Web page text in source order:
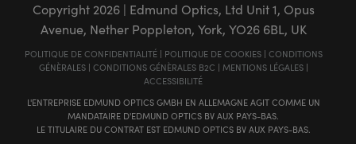
Copyright 2026| Edmund Optics, Ltd Unit 1, Opus
Avenue, Nether Poppleton, York, YO26 6BL, UK
POLITIQUE DE CONFIDENTIALITÉ| POLITIQUE DE COOKIES| CONDITIONS
GÉNÈRALES| CONDITIONS GÉNÈRALES B2C | MENTIONS LÉGALES|
ACCESSIBILITÉ
L'ENTREPRISE EDMUND OPTICS GMBH EN ALLEMAGNE AGIT COMME UN
MANDATAIRE D'EDMUND OPTICS BV AUX PAYS-BAS.
LE TITULAIRE DU CONTRAT EST EDMUND OPTICS BV AUX PAYS-BAS.